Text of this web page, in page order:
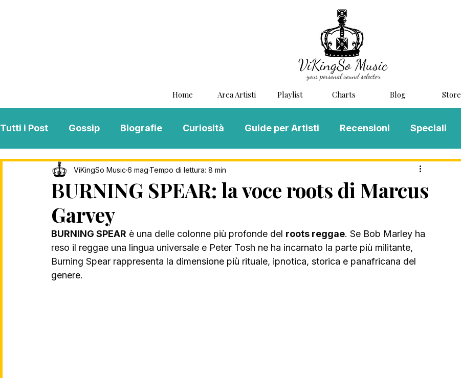
Home Area Artisti Playlist Charts Blog Store
Tutti i Post Gossip Biografie Curiosità Guide per Artisti Recensioni Speciali
Interviste ViKingSo Music MENTAL BLOG MUSIC
Song Of The Week
BURNING SPEAR: la voce roots di Marcus
Garvey
ViKingSo Music 6 mag Tempo di lettura: 8 min
BURNING SPEAR è una delle colonne più profonde del roots reggae. Se Bob Marley ha
reso il reggae una lingua universale e Peter Tosh ne ha incarnato la parte più militante,
Burning Spear rappresenta la dimensione più rituale, ipnotica, storica e panafricana del
genere.